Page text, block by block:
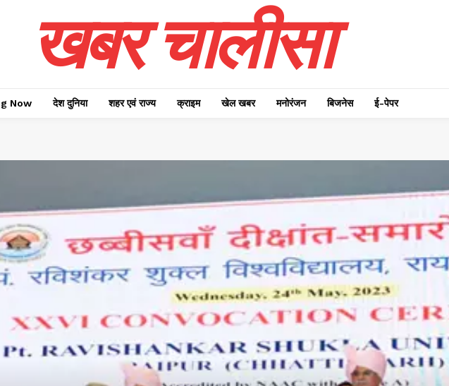
खबर चालीसा
Now देश दुनिया शहर एवं राज्य क्राइम खेल खबर मनोरंजन बिजनेस ई-पेपर